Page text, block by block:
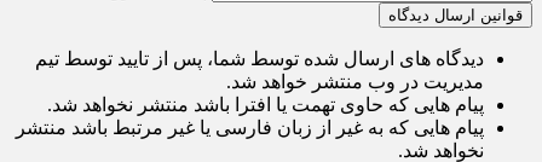
قوانین ارسال دیدگاه
دیدگاه های ارسال شده توسط شما، پس از تایید توسط تیم
مدیریت در وب منتشر خواهد شد.
پیام هایی که حاوی تهمت یا افترا باشد منتشر نخواهد شد.
پیام هایی که به غیر از زبان فارسی یا غیر مرتبط باشد منتشر
نخواهد شد.